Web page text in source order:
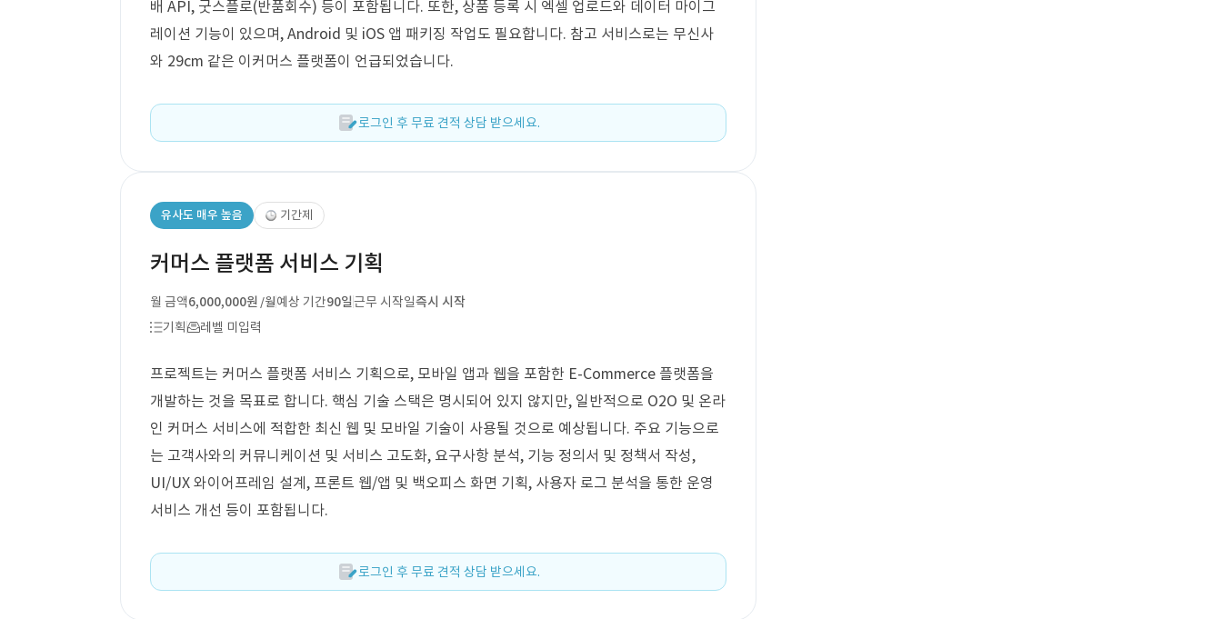
배 API, 굿스플로(반품회수) 등이 포함됩니다. 또한, 상품 등록 시 엑셀 업로드와 데이터 마이그
레이션 기능이 있으며, Android 및 iOS 앱 패키징 작업도 필요합니다. 참고 서비스로는 무신사
와 29cm 같은 이커머스 플랫폼이 언급되었습니다.
로그인 후 무료 견적 상담 받으세요.
유사도 매우 높음 기간제
커머스 플랫폼 서비스 기획
월 금액6,000,000원 /월예상 기간90일근무 시작일즉시 시작
기획
레벨 미입력
프로젝트는 커머스 플랫폼 서비스 기획으로, 모바일 앱과 웹을 포함한 E-Commerce 플랫폼을
개발하는 것을 목표로 합니다. 핵심 기술 스택은 명시되어 있지 않지만, 일반적으로 O2O 및 온라
인 커머스 서비스에 적합한 최신 웹 및 모바일 기술이 사용될 것으로 예상됩니다. 주요 기능으로
는 고객사와의 커뮤니케이션 및 서비스 고도화, 요구사항 분석, 기능 정의서 및 정책서 작성,
UI/UX 와이어프레임 설계, 프론트 웹/앱 및 백오피스 화면 기획, 사용자 로그 분석을 통한 운영
서비스 개선 등이 포함됩니다.
로그인 후 무료 견적 상담 받으세요.